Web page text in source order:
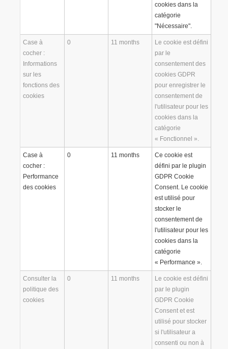
cookies dans la
catégorie
"Nécessaire".
Case à
cocher :
Informations
sur les
fonctions des
cookies
0 11 months
Le cookie est défini
par le
consentement des
cookies GDPR
pour enregistrer le
consentement de
l'utilisateur pour les
cookies dans la
catégorie
« Fonctionnel ».
Case à
cocher :
Performance
des cookies
0 11 months
Ce cookie est
défini par le plugin
GDPR Cookie
Consent. Le cookie
est utilisé pour
stocker le
consentement de
l'utilisateur pour les
cookies dans la
catégorie
« Performance ».
Consulter la
politique des
cookies
0 11 months
Le cookie est défini
par le plugin
GDPR Cookie
Consent et est
utilisé pour stocker
si l'utilisateur a
consenti ou non à